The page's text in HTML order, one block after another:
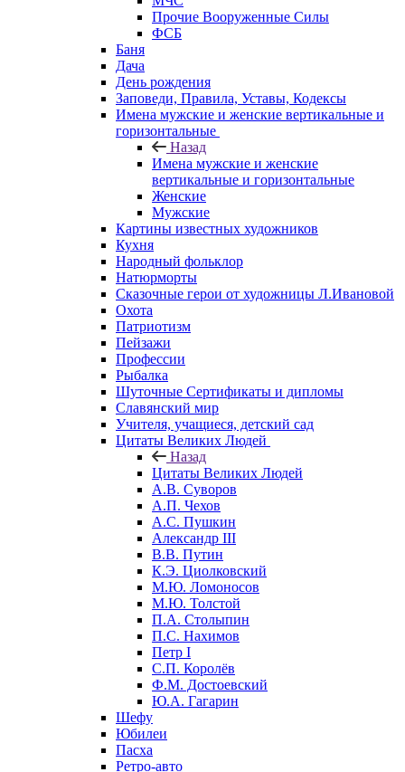
Прочие Вооруженные Силы
ФСБ
Баня
Дача
День рождения
Заповеди, Правила, Уставы, Кодексы
Имена мужские и женские вертикальные и
горизонтальные
Назад
Имена мужские и женские
вертикальные и горизонтальные
Женские
Мужские
Картины известных художников
Кухня
Народный фольклор
Натюрморты
Сказочные герои от художницы Л.Ивановой
Охота
Патриотизм
Пейзажи
Профессии
Рыбалка
Шуточные Сертификаты и дипломы
Славянский мир
Учителя, учащиеся, детский сад
Цитаты Великих Людей
Назад
Цитаты Великих Людей
А.В. Суворов
А.П. Чехов
А.С. Пушкин
Александр III
В.В. Путин
К.Э. Циолковский
М.Ю. Ломоносов
М.Ю. Толстой
П.А. Столыпин
П.С. Нахимов
Петр I
С.П. Королёв
Ф.М. Достоевский
Ю.А. Гагарин
Шефу
Юбилеи
Пасха
Ретро-авто